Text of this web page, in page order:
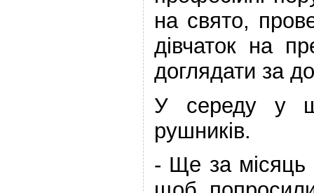
на свято,
дівчаток на
доглядати за
У середу у
рушників.
- Ще за місяць